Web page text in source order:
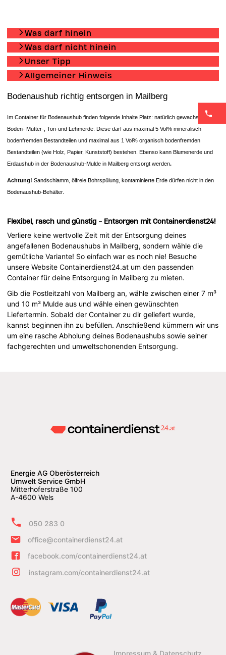
Was darf hinein
Was darf nicht hinein
Unser Tipp
Allgemeiner Hinweis
Bodenaushub richtig entsorgen in Mailberg
Im Container für Bodenaushub finden folgende Inhalte Platz: natürlich gewachsener
Boden- Mutter-, Ton-und Lehmerde. Diese darf aus maximal 5 Vol% mineralisch
bodenfremden Bestandteilen und maximal aus 1 Vol% organisch bodenfremden
Bestandteilen (wie Holz, Papier, Kunststoff) bestehen. Ebenso kann Blumenerde und
Erdaushub in der Bodenaushub-Mulde in Mailberg entsorgtwerden.
Achtung! Sandschlamm, ölfreie Bohrspülung, kontaminierte Erde dürfen nicht in den
Bodenaushub-Behälter.
Flexibel, rasch und günstig - Entsorgen mit Containerdienst24!
Verliere keine wertvolle Zeit mit der Entsorgung deines
angefallenen Bodenaushubs in Mailberg, sondern wähle die
gemütliche Variante! So einfach war es noch nie! Besuche
unsere Website Containerdienst24.at um den passenden
Container für deine Entsorgung in Mailberg zu mieten.
Gib die Postleitzahl von Mailberg an, wähle zwischen einer 7 m³
und 10 m³ Mulde aus und wähle einen gewünschten
Liefertermin. Sobald der Container zu dir geliefert wurde,
kannst beginnen ihn zu befüllen. Anschließend kümmern wir uns
um eine rasche Abholung deines Bodenaushubs sowie seiner
fachgerechten und umweltschonenden Entsorgung.
Energie AG Oberösterreich
Umwelt Service GmbH
Mitterhoferstraße 100
A-4600 Wels
050 283 0
office@containerdienst24.at
facebook.com/containerdienst24.at
instagram.com/containerdienst24.at